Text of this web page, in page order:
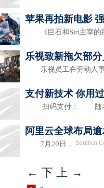
苹果再拍新电影
《巨石和Siri主宰的
乐视致新拖欠部
乐视员工在劳动人事
支付新技术 你用
扫码支付： 随着
阿里云全球布局
7月20日，
← 下 上 →